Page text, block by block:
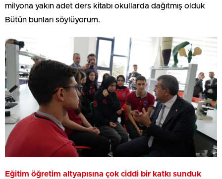
milyona yakın adet ders kitabı okullarda dağıtmış olduk
Bütün bunları söylüyorum.
Eğitim öğretim altyapısına çok ciddi bir katkı sunduk